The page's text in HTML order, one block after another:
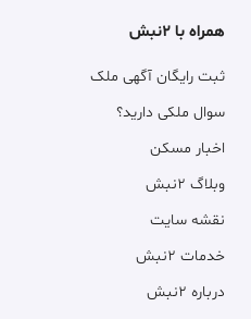
همراه با ۲نبش
ثبت رایگان آگهی ملک
سوال ملکی دارید؟
اخبار مسکن
وبلاگ ۲نبش
نقشه سایت
خدمات ۲نبش
درباره ۲نبش